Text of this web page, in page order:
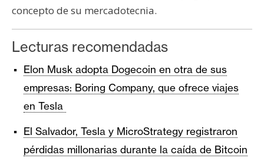
concepto de su mercadotecnia.
Lecturas recomendadas
Elon Musk adopta Dogecoin en otra de sus
empresas: Boring Company, que ofrece viajes
en Tesla
El Salvador, Tesla y MicroStrategy registraron
pérdidas millonarias durante la caída de Bitcoin